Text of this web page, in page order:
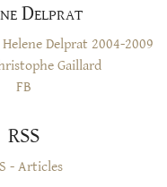
Delprat
Delprat 2004-2009
Gaillard
FB
RSS
- Articles